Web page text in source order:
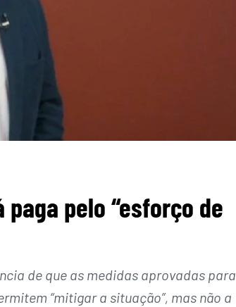
pelo “esforço de
de que as medidas aprovadas para
“mitigar a situação”, mas não a